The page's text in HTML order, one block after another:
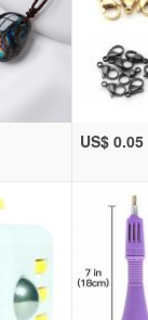
US$ 0.05